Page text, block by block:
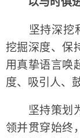
坚持深挖和
挖掘深度、保
用真挚语言唤
度、吸引人、
坚持策划为
领并贯穿始终